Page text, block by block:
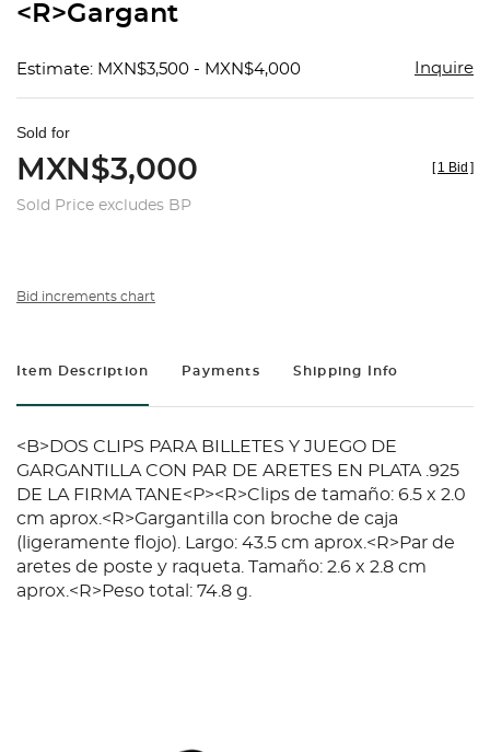
<R>Gargant
Estimate: MXN$3,500 - MXN$4,000 Inquire
Sold for
MXN$3,000
Sold Price excludes BP
[ 1 Bid ]
Bid increments chart
Item Description Payments Shipping Info
<B>DOS CLIPS PARA BILLETES Y JUEGO DE
GARGANTILLA CON PAR DE ARETES EN PLATA .925
DE LA FIRMA TANE<P><R>Clips de tamaño: 6.5 x 2.0
cm aprox.<R>Gargantilla con broche de caja
(ligeramente flojo). Largo: 43.5 cm aprox.<R>Par de
aretes de poste y raqueta. Tamaño: 2.6 x 2.8 cm
aprox.<R>Peso total: 74.8 g.